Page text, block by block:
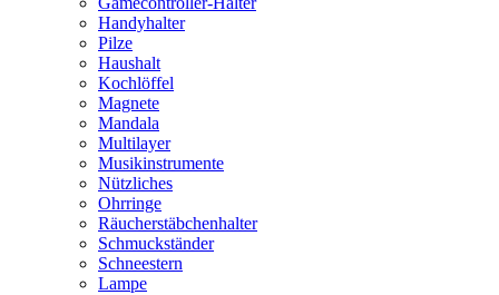
Handyhalter
Pilze
Haushalt
Kochlöffel
Magnete
Mandala
Multilayer
Musikinstrumente
Nützliches
Ohrringe
Räucherstäbchenhalter
Schmuckständer
Schneestern
Lampe